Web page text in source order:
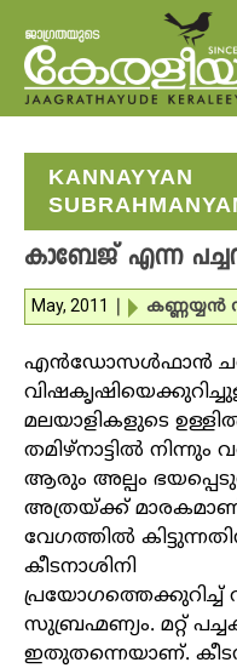
KANNAYYAN
കാബേജ് എന്ന
May, 2011 കണ്ണയ്യന്‍
എന്‍ഡോസള്‍ഫാന്‍
മലയാളികളുടെ
തമിഴ്‌നാട്ടില്‍
ആരും അല്പം
അത്രയ്ക്ക്
വേഗത്തില്‍
കീടനാശിനി
പ്രയോഗത്തെക്കുറിച്ച്
സുബ്രഹ്മണ്യം. മറ്റ്
ഇതുതന്നെയാണ്.